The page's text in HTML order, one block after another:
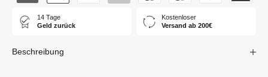
14 Tage
Geld zurück
Kostenloser
Versand ab 200€
Beschreibung